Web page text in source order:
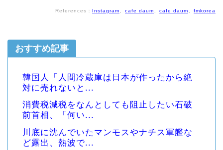
References： Instagram cafe daum cafe daum fmkorea
おすすめ記事
韓国人「人間冷蔵庫は日本が作ったから絶
対に売れないと...
消費税減税をなんとしても阻止したい石破
前首相、「何い...
川底に沈んでいたマンモスやナチス軍艦な
ど露出、熱波で...